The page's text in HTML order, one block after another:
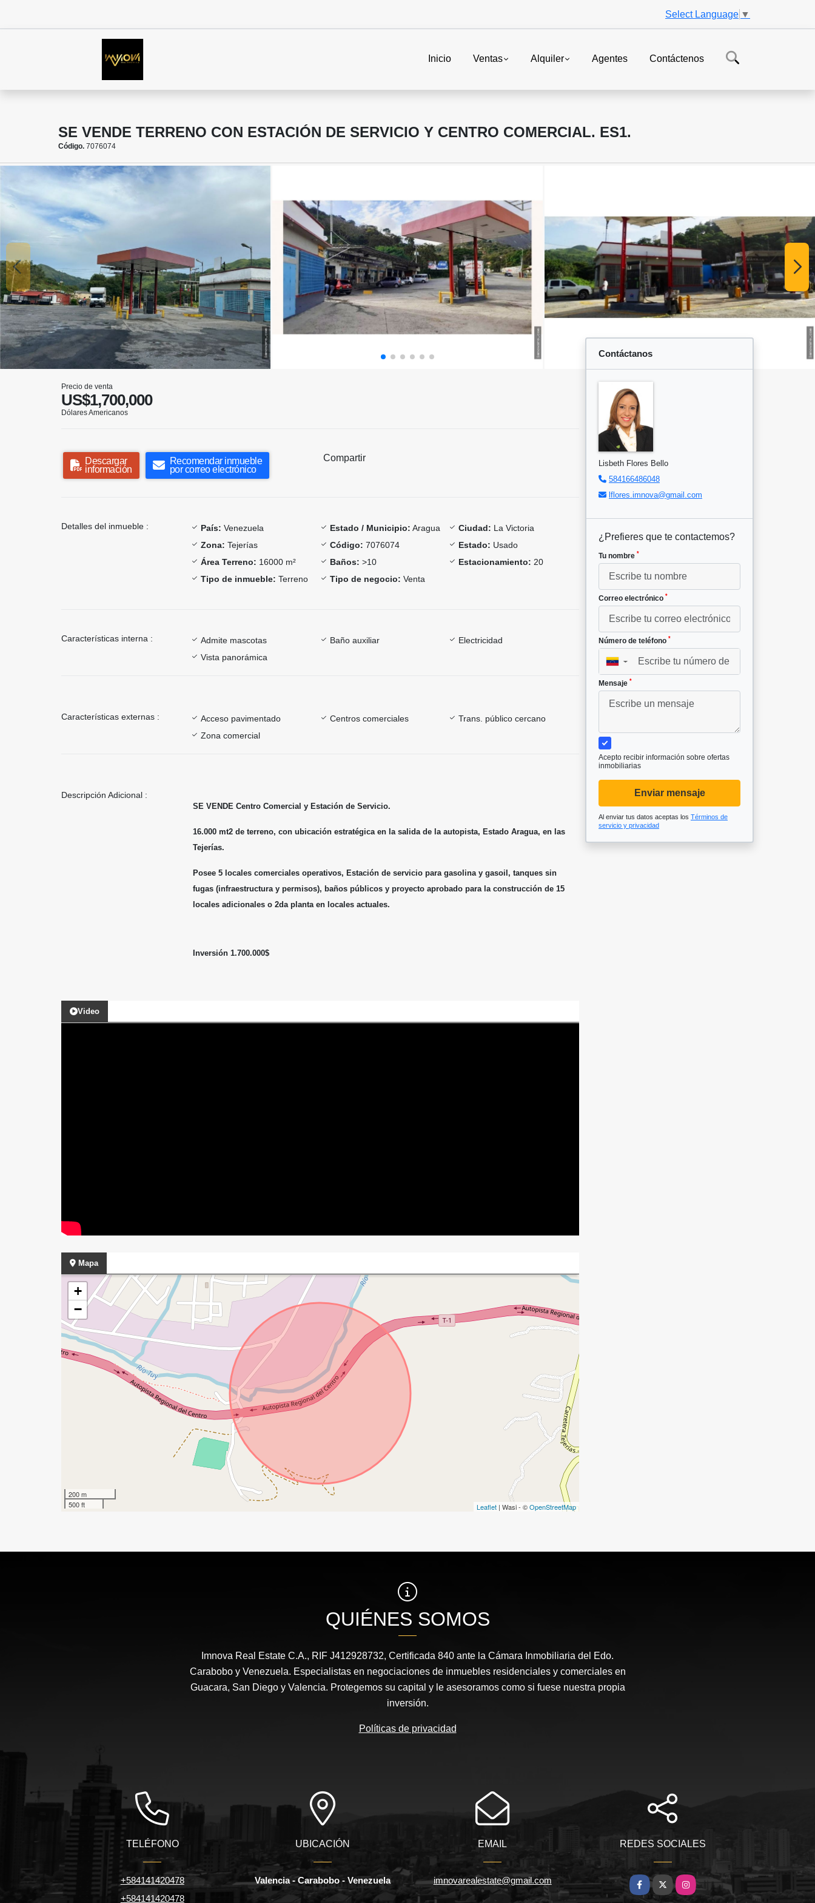
Select Language ▼
Inicio Ventas Alquiler Agentes Contáctenos
SE VENDE TERRENO CON ESTACIÓN DE SERVICIO Y CENTRO COMERCIAL. ES1.
Código. 7076074
Precio de venta
US$1,700,000
Dólares Americanos
Descargar
información
Recomendar inmueble
por correo electrónico
Compartir
Detalles del inmueble : País: Venezuela Estado / Municipio: Aragua Ciudad: La Victoria
Zona: Tejerías Código: 7076074 Estado: Usado
Área Terreno: 16000 m² Baños: >10 Estacionamiento: 20
Tipo de inmueble: Terreno Tipo de negocio: Venta
Características interna : Admite mascotas Baño auxiliar
Electricidad
Vista panorámica
Características externas : Acceso pavimentado Centros comerciales
Trans. público cercano
Zona comercial
Descripción Adicional :
SE VENDE Centro Comercial y Estación de Servicio.
16.000 mt2 de terreno, con ubicación estratégica en la salida de la autopista, Estado Aragua, en las
Tejerías.
Posee 5 locales comerciales operativos, Estación de servicio para gasolina y gasoil, tanques sin
fugas (infraestructura y permisos), baños públicos y proyecto aprobado para la construcción de 15
locales adicionales o 2da planta en locales actuales.
Inversión 1.700.000$
Video
Mapa
+
−
200 m
500 ft
Leaflet | Wasi - ©OpenStreetMap
Contáctanos
Lisbeth Flores Bello
584166486048
lflores.imnova@gmail.com
¿Prefieres que te contactemos?
Tu nombre *
Correo electrónico *
Número de teléfono *
▼
Mensaje *
Acepto recibir información sobre ofertas
inmobiliarias
Enviar mensaje
Al enviar tus datos aceptas los Términos de
servicio y privacidad
QUIÉNES SOMOS
Imnova Real Estate C.A., RIF J412928732, Certificada 840 ante la Cámara Inmobiliaria del Edo.
Carabobo y Venezuela. Especialistas en negociaciones de inmuebles residenciales y comerciales en
Guacara, San Diego y Valencia. Protegemos su capital y le asesoramos como si fuese nuestra propia
inversión.
Políticas de privacidad
TELÉFONO
+584141420478
+584141420478
UBICACIÓN
Valencia - Carabobo - Venezuela
EMAIL
imnovarealestate@gmail.com
REDES SOCIALES
Facebook
X Instagram